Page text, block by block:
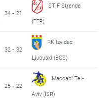
34 - 21
STIF Stranda
(FER)
32 - 32
RK Izvidac
Ljubuski (BOS)
25 - 22
Maccabi Tel-
Aviv (ISR)